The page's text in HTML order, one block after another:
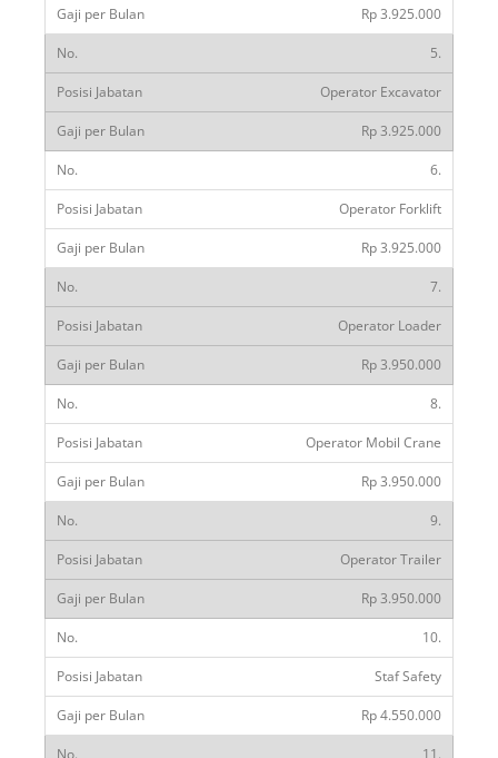
Rp 3.925.000
5.
Operator Excavator
Rp 3.925.000
6.
Operator Forklift
Rp 3.925.000
7.
Operator Loader
Rp 3.950.000
8.
Operator Mobil Crane
Rp 3.950.000
9.
Operator Trailer
Rp 3.950.000
10.
Staf Safety
Rp 4.550.000
11.